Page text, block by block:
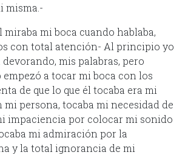
misma.-
miraba mi boca cuando hablaba,
con total atención- Al principio yo
devorando, mis palabras, pero
empezó a tocar mi boca con los
de que lo que él tocaba era mi
persona, tocaba mi necesidad de
impaciencia por colocar mi sonido
mi admiración por la
y la total ignorancia de mi